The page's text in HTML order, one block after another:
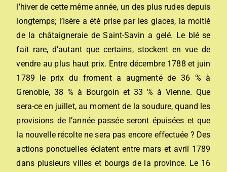
l’hiver de cette même année, un des plus rudes depuis
longtemps; l’Isère a été prise par les glaces, la moitié
de la châtaigneraie de Saint-Savin a gelé. Le blé se
fait rare, d’autant que certains, stockent en vue de
vendre au plus haut prix. Entre décembre 1788 et juin
1789 le prix du froment a augmenté de 36 % à
Grenoble, 38 % à Bourgoin et 33 % à Vienne. Que
sera-ce en juillet, au moment de la soudure, quand les
provisions de l’année passée seront épuisées et que
la nouvelle récolte ne sera pas encore effectuée ? Des
actions ponctuelles éclatent entre mars et avril 1789
dans plusieurs villes et bourgs de la province. Le 16